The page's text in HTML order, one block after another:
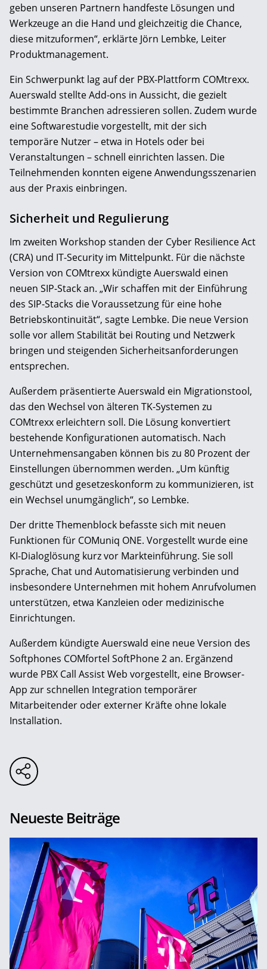
geben unseren Partnern handfeste Lösungen und
Werkzeuge an die Hand und gleichzeitig die Chance,
diese mitzuformen“, erklärte Jörn Lembke, Leiter
Produktmanagement.
Ein Schwerpunkt lag auf der PBX-Plattform COMtrexx.
Auerswald stellte Add-ons in Aussicht, die gezielt
bestimmte Branchen adressieren sollen. Zudem wurde
eine Softwarestudie vorgestellt, mit der sich
temporäre Nutzer – etwa in Hotels oder bei
Veranstaltungen – schnell einrichten lassen. Die
Teilnehmenden konnten eigene Anwendungsszenarien
aus der Praxis einbringen.
Sicherheit und Regulierung
Im zweiten Workshop standen der Cyber Resilience Act
(CRA) und IT-Security im Mittelpunkt. Für die nächste
Version von COMtrexx kündigte Auerswald einen
neuen SIP-Stack an. „Wir schaffen mit der Einführung
des SIP-Stacks die Voraussetzung für eine hohe
Betriebskontinuität“, sagte Lembke. Die neue Version
solle vor allem Stabilität bei Routing und Netzwerk
bringen und steigenden Sicherheitsanforderungen
entsprechen.
Außerdem präsentierte Auerswald ein Migrationstool,
das den Wechsel von älteren TK-Systemen zu
COMtrexx erleichtern soll. Die Lösung konvertiert
bestehende Konfigurationen automatisch. Nach
Unternehmensangaben können bis zu 80 Prozent der
Einstellungen übernommen werden. „Um künftig
geschützt und gesetzeskonform zu kommunizieren, ist
ein Wechsel unumgänglich“, so Lembke.
Der dritte Themenblock befasste sich mit neuen
Funktionen für COMuniq ONE. Vorgestellt wurde eine
KI-Dialoglösung kurz vor Markteinführung. Sie soll
Sprache, Chat und Automatisierung verbinden und
insbesondere Unternehmen mit hohem Anrufvolumen
unterstützen, etwa Kanzleien oder medizinische
Einrichtungen.
Außerdem kündigte Auerswald eine neue Version des
Softphones COMfortel SoftPhone 2 an. Ergänzend
wurde PBX Call Assist Web vorgestellt, eine Browser-
App zur schnellen Integration temporärer
Mitarbeitender oder externer Kräfte ohne lokale
Installation.
Neueste Beiträge